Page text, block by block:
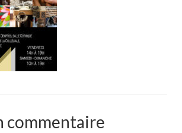
commentaire